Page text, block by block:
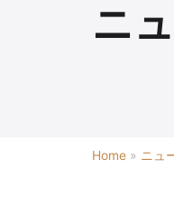
ニ
Home » ニュ